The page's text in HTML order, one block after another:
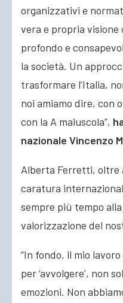
organizzativi e
vera e propria
profondo e
la società. Un
trasformare l’Italia,
noi amiamo dire, con
con la A maiuscola”,
nazionale Vincenzo
Alberta Ferretti, oltre
caratura
sempre più tempo
valorizzazione del
“In fondo, il mio
per ‘avvolgere’, non
emozioni. Non